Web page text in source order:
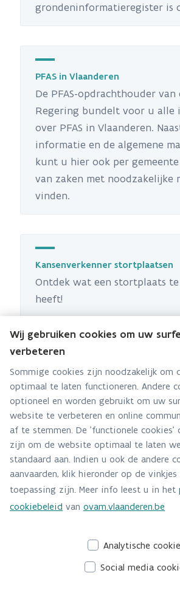
grondeninformatieregister is
PFAS in Vlaanderen
De PFAS-opdrachthouder van
Regering bundelt voor u alle
over PFAS in Vlaanderen.
informatie en de algemene
kunt u hier ook per gemeente
van zaken met noodzakelijke
vinden.
Kansenverkenner stortplaatsen
Ontdek wat een stortplaats
heeft!
Bodemkwaliteit in Vlaanderen
Op deze website kan u de
in uw buurt opzoeken.
Voor professionelen
Geoloket
Hetgeolokettoont waar in Vlaanderen
saneringen plaatsvinden en -vonden.
Wij gebruiken cookies om uw
verbeteren
Sommige cookies zijn noodzakelijk om
optimaal te laten functioneren. Andere
optioneel en worden gebruikt om uw
website te verbeteren en online
af te stemmen. De 'functionele cookies'
zijn om de website optimaal te laten
standaard aan. Indien u ook de andere
aanvaarden, klik hieronder op de
toepassing zijn. Meer info leest u in het
cookiebeleid van ovam.vlaanderen.be
Analytische
Social media